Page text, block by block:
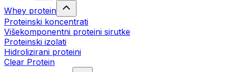
Whey protein
Proteinski koncentrati
Višekomponentni proteini sirutke
Proteinski izolati
Hidrolizirani proteini
Clear Protein